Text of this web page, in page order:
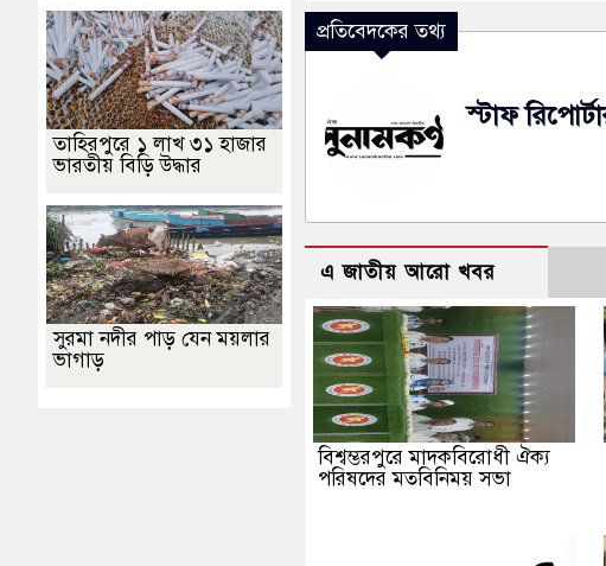
প্রতিবেদকের তথ্য
স্টাফ
এ জাতীয় আরো খবর
বিশ্বম্ভরপুরে মাদকবিরোধী ঐক্য
পরিষদের মতবিনিময় সভা
তাহিরপুরে ১ লাখ ৩১ হাজার
ভারতীয় বিড়ি উদ্ধার
সুরমা নদীর পাড় যেন ময়লার
ভাগাড়